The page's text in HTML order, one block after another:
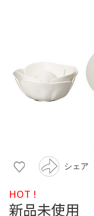
シェア
HOT !
新品未使用